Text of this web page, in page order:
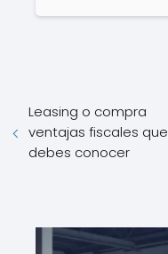
Leasing o compra
ventajas fiscales que
debes conocer